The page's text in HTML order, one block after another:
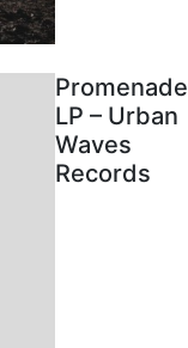
Promenade
LP – Urban
Waves
Records